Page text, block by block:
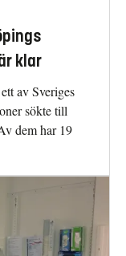
klar
av Sveriges
sökte till
dem har 19